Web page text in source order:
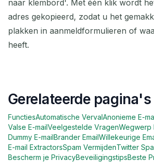
naar klembord'. Met één klik wordt
adres gekopieerd, zodat u het
plakken in aanmeldformulieren of
heeft.
Gerelateerde pagina's
FunctiesAutomatische VervalAnonieme E-
Valse E-mailVeelgestelde VragenWegwerp
Dummy E-mailBrander EmailWillekeurige
E-mail ExtractorsSpam VermijdenTwitter
Bescherm je PrivacyBeveiligingstipsBeste